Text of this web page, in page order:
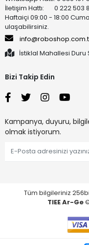
İletişim Hattı: 0 222 503
Haftaiçi 09:00 - 18:00
ulaşabilirsiniz.
İstiklal Mahallesi Duru
Bizi Takip Edin
Kampanya, duyuru,
olmak istiyorum.
Tüm bilgileriniz
TIEE Ar-Ge